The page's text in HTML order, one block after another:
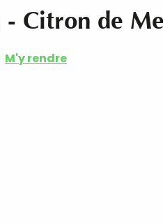
Citron de
M'y rendre